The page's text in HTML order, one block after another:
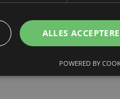
ALLES
POWERED BY